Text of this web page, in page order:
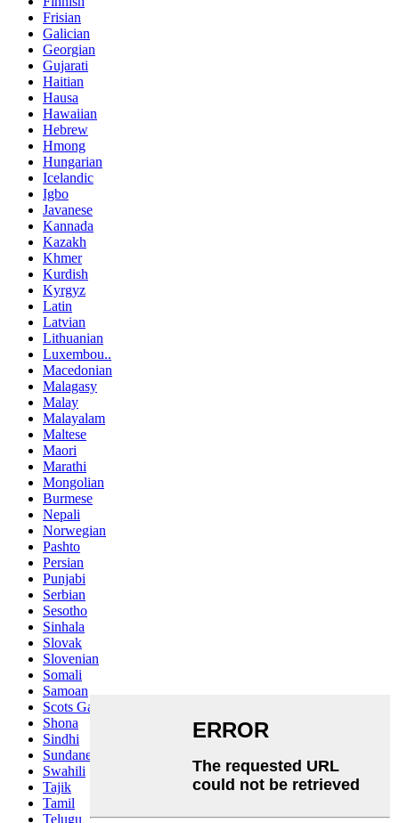
Frisian
Galician
Georgian
Gujarati
Haitian
Hausa
Hawaiian
Hebrew
Hmong
Hungarian
Icelandic
Igbo
Javanese
Kannada
Kazakh
Khmer
Kurdish
Kyrgyz
Latin
Latvian
Lithuanian
Luxembou..
Macedonian
Malagasy
Malay
Malayalam
Maltese
Maori
Marathi
Mongolian
Burmese
Nepali
Norwegian
Pashto
Persian
Punjabi
Serbian
Sesotho
Sinhala
Slovak
Slovenian
Somali
Samoan
Scots Gaelic
Shona
Sindhi
Sundanese
Swahili
Tajik
Tamil
Telugu